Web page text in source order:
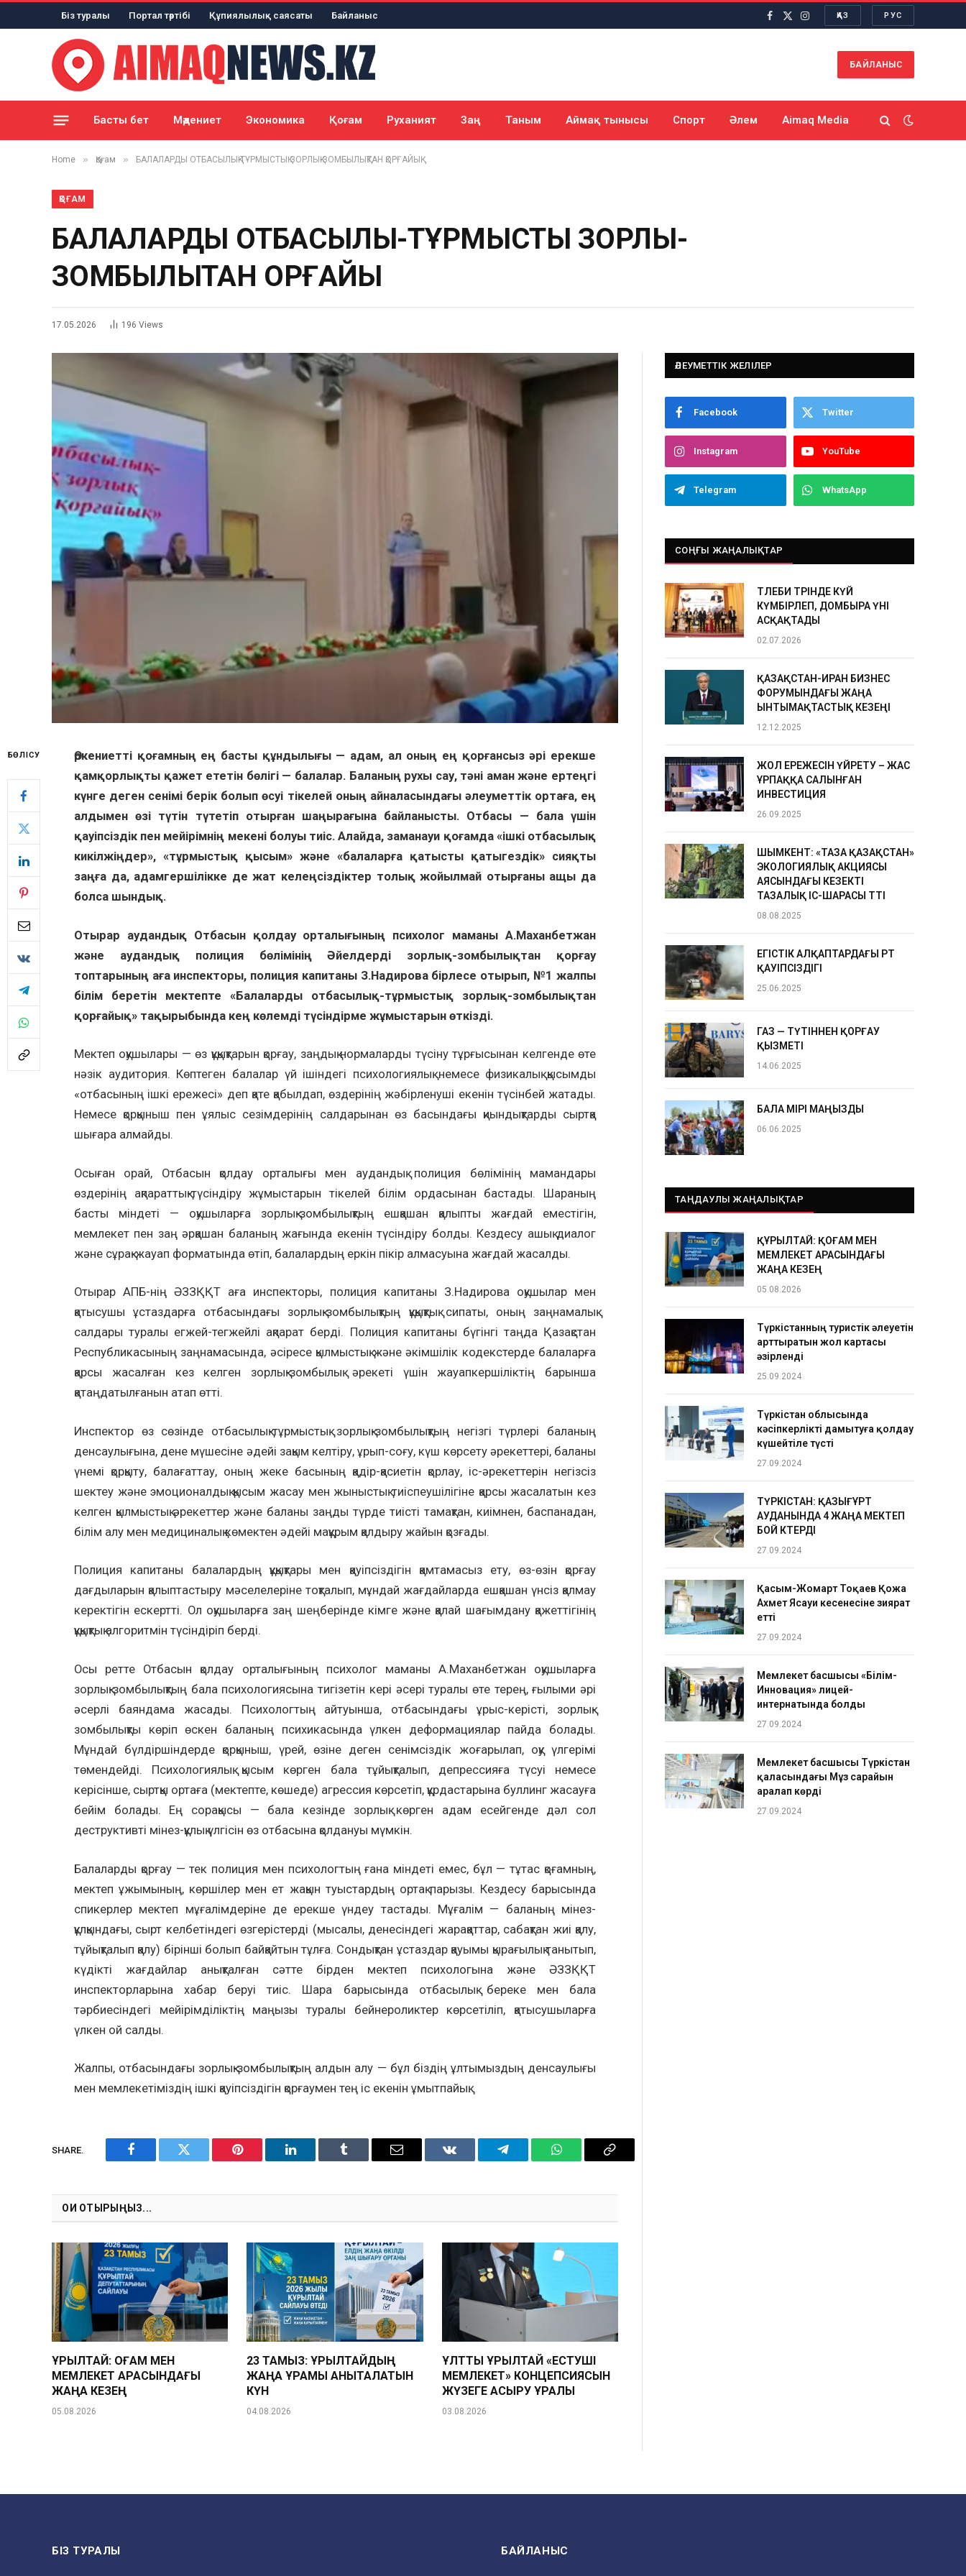
Біз туралы Портал тәртібі Құпиялылық саясаты Байланыс
Facebook
X
Instagram
ҚАЗ РУС
БАЙЛАНЫС
Басты бет Мәдениет Экономика Қоғам Руханият Заң Таным Аймақ тынысы Спорт Әлем Aimaq Media
Home » Қоғам » БАЛАЛАРДЫ ОТБАСЫЛЫҚ-ТҰРМЫСТЫҚ ЗОРЛЫҚ-ЗОМБЫЛЫҚТАН ҚОРҒАЙЫҚ
ҚОҒАМ
БАЛАЛАРДЫ ОТБАСЫЛЫҚ-ТҰРМЫСТЫҚ ЗОРЛЫҚ-
ЗОМБЫЛЫҚТАН ҚОРҒАЙЫҚ
17.05.2026 196 Views
БӨЛІСУ
Өркениетті қоғамның ең басты құндылығы — адам, ал оның ең қорғансыз әрі ерекше
қамқорлықты қажет ететін бөлігі — балалар. Баланың рухы сау, тәні аман және ертеңгі
күнге деген сенімі берік болып өсуі тікелей оның айналасындағы әлеуметтік ортаға, ең
алдымен өзі түтін түтетіп отырған шаңырағына байланысты. Отбасы — бала үшін
қауіпсіздік пен мейірімнің мекені болуы тиіс. Алайда, заманауи қоғамда «ішкі отбасылық
кикілжіңдер», «тұрмыстық қысым» және «балаларға қатысты қатыгездік» сияқты
заңға да, адамгершілікке де жат келеңсіздіктер толық жойылмай отырғаны ащы да
болса шындық.
Отырар аудандық Отбасын қолдау орталығының психолог маманы А.Маханбетжан
және аудандық полиция бөлімінің Әйелдерді зорлық-зомбылықтан қорғау
топтарының аға инспекторы, полиция капитаны З.Надирова бірлесе отырып, №1 жалпы
білім беретін мектепте «Балаларды отбасылық-тұрмыстық зорлық-зомбылықтан
қорғайық» тақырыбында кең көлемді түсіндірме жұмыстарын өткізді.
Мектеп оқушылары — өз құқықтарын қорғау, заңдық нормаларды түсіну тұрғысынан келгенде өте
нәзік аудитория. Көптеген балалар үй ішіндегі психологиялық немесе физикалық қысымды
«отбасының ішкі ережесі» деп қате қабылдап, өздерінің жәбірленуші екенін түсінбей жатады.
Немесе қорқыныш пен ұялыс сезімдерінің салдарынан өз басындағы қиындықтарды сыртқа
шығара алмайды.
Осыған орай, Отбасын қолдау орталығы мен аудандық полиция бөлімінің мамандары
өздерінің ақпараттық-түсіндіру жұмыстарын тікелей білім ордасынан бастады. Шараның
басты міндеті — оқушыларға зорлық-зомбылықтың ешқашан қалыпты жағдай еместігін,
мемлекет пен заң әрқашан баланың жағында екенін түсіндіру болды. Кездесу ашық диалог
және сұрақ-жауап форматында өтіп, балалардың еркін пікір алмасуына жағдай жасалды.
Отырар АПБ-нің ӘЗЗҚҚТ аға инспекторы, полиция капитаны З.Надирова оқушылар мен
қатысушы ұстаздарға отбасындағы зорлық-зомбылықтың құқықтық сипаты, оның заңнамалық
салдары туралы егжей-тегжейлі ақпарат берді. Полиция капитаны бүгінгі таңда Қазақстан
Республикасының заңнамасында, әсіресе қылмыстық және әкімшілік кодекстерде балаларға
қарсы жасалған кез келген зорлық-зомбылық әрекеті үшін жауапкершіліктің барынша
қатаңдатылғанын атап өтті.
Инспектор өз сөзінде отбасылық-тұрмыстық зорлық-зомбылықтың негізгі түрлері баланың
денсаулығына, дене мүшесіне әдейі зақым келтіру, ұрып-соғу, күш көрсету әрекеттері, баланы
үнемі қорқыту, балағаттау, оның жеке басының қадір-қасиетін қорлау, іс-әрекеттерін негізсіз
шектеу және эмоционалдық қысым жасау мен жыныстық тиіспеушілігіне қарсы жасалатын кез
келген қылмыстық әрекеттер және баланы заңды түрде тиісті тамақтан, киімнен, баспанадан,
білім алу мен медициналық көмектен әдейі мақұрым қалдыру жайын қозғады.
Полиция капитаны балалардың құқықтары мен қауіпсіздігін қамтамасыз ету, өз-өзін қорғау
дағдыларын қалыптастыру мәселелеріне тоқталып, мұндай жағдайларда ешқашан үнсіз қалмау
керектігін ескертті. Ол оқушыларға заң шеңберінде кімге және қалай шағымдану қажеттігінің
құқықтық алгоритмін түсіндіріп берді.
Осы ретте Отбасын қолдау орталығының психолог маманы А.Маханбетжан оқушыларға
зорлық-зомбылықтың бала психологиясына тигізетін кері әсері туралы өте терең, ғылыми әрі
әсерлі баяндама жасады. Психологтың айтуынша, отбасындағы ұрыс-керісті, зорлық-
зомбылықты көріп өскен баланың психикасында үлкен деформациялар пайда болады.
Мұндай бүлдіршіндерде қорқыныш, үрей, өзіне деген сенімсіздік жоғарылап, оқу үлгерімі
төмендейді. Психологиялық қысым көрген бала тұйықталып, депрессияға түсуі немесе
керісінше, сыртқы ортаға (мектепте, көшеде) агрессия көрсетіп, құрдастарына буллинг жасауға
бейім болады. Ең сорақысы — бала кезінде зорлық көрген адам есейгенде дәл сол
деструктивті мінез-құлық үлгісін өз отбасына қолдануы мүмкін.
Балаларды қорғау — тек полиция мен психологтың ғана міндеті емес, бұл — тұтас қоғамның,
мектеп ұжымының, көршілер мен ет жақын туыстардың ортақ парызы. Кездесу барысында
спикерлер мектеп мұғалімдеріне де ерекше үндеу тастады. Мұғалім — баланың мінез-
құлқындағы, сырт келбетіндегі өзгерістерді (мысалы, денесіндегі жарақаттар, сабақтан жиі қалу,
тұйықталып қалу) бірінші болып байқайтын тұлға. Сондықтан ұстаздар қауымы қырағылық танытып,
күдікті жағдайлар анықталған сәтте бірден мектеп психологына және ӘЗЗҚҚТ
инспекторларына хабар беруі тиіс. Шара барысында отбасылық береке мен бала
тәрбиесіндегі мейірімділіктің маңызы туралы бейнероликтер көрсетіліп, қатысушыларға
үлкен ой салды.
Жалпы, отбасындағы зорлық-зомбылықтың алдын алу — бұл біздің ұлтымыздың денсаулығы
мен мемлекетіміздің ішкі қауіпсіздігін қорғаумен тең іс екенін ұмытпайық.
SHARE.
Facebook Twitter Pinterest LinkedIn Tumblr Email VKontakteTelegram WhatsAppCopy
ОҚИ ОТЫРЫҢЫЗ...
ҚҰРЫЛТАЙ: ҚОҒАМ МЕН
МЕМЛЕКЕТ АРАСЫНДАҒЫ
ЖАҢА КЕЗЕҢ
05.08.2026
23 ТАМЫЗ: ҚҰРЫЛТАЙДЫҢ
ЖАҢА ҚҰРАМЫ АНЫҚТАЛАТЫН
КҮН
04.08.2026
ҰЛТТЫҚ ҚҰРЫЛТАЙ «ЕСТУШІ
МЕМЛЕКЕТ» КОНЦЕПСИЯСЫН
ЖҮЗЕГЕ АСЫРУ ҚҰРАЛЫ
03.08.2026
ӘЛЕУМЕТТІК ЖЕЛІЛЕР
Facebook Twitter
Instagram YouTube
Telegram WhatsApp
СОҢҒЫ ЖАҢАЛЫҚТАР
ТӨЛЕБИ ТӨРІНДЕ КҮЙ
КҮМБІРЛЕП, ДОМБЫРА ҮНІ
АСҚАҚТАДЫ
02.07.2026
ҚАЗАҚСТАН-ИРАН БИЗНЕС
ФОРУМЫНДАҒЫ ЖАҢА
ЫНТЫМАҚТАСТЫҚ КЕЗЕҢІ
12.12.2025
ЖОЛ ЕРЕЖЕСІН ҮЙРЕТУ – ЖАС
ҰРПАҚҚА САЛЫНҒАН
ИНВЕСТИЦИЯ
26.09.2025
ШЫМКЕНТ: «ТАЗА ҚАЗАҚСТАН»
ЭКОЛОГИЯЛЫҚ АКЦИЯСЫ
АЯСЫНДАҒЫ КЕЗЕКТІ
ТАЗАЛЫҚ ІС-ШАРАСЫ ӨТТІ
08.08.2025
ЕГІСТІК АЛҚАПТАРДАҒЫ ӨРТ
ҚАУІПСІЗДІГІ
25.06.2025
ГАЗ — ТҮТІННЕН ҚОРҒАУ
ҚЫЗМЕТІ
14.06.2025
БАЛА ӨМІРІ МАҢЫЗДЫ
06.06.2025
ТАҢДАУЛЫ ЖАҢАЛЫҚТАР
ҚҰРЫЛТАЙ: ҚОҒАМ МЕН
МЕМЛЕКЕТ АРАСЫНДАҒЫ
ЖАҢА КЕЗЕҢ
05.08.2026
Түркістанның туристік әлеуетін
арттыратын жол картасы
әзірленді
25.09.2024
Түркістан облысында
кәсіпкерлікті дамытуға қолдау
күшейтіле түсті
27.09.2024
ТҮРКІСТАН: ҚАЗЫҒҰРТ
АУДАНЫНДА 4 ЖАҢА МЕКТЕП
БОЙ КӨТЕРДІ
27.09.2024
Қасым-Жомарт Тоқаев Қожа
Ахмет Ясауи кесенесіне зиярат
етті
27.09.2024
Мемлекет басшысы «Білім-
Инновация» лицей-
интернатында болды
27.09.2024
Мемлекет басшысы Түркістан
қаласындағы Мұз сарайын
аралап көрді
27.09.2024
БІЗ ТУРАЛЫ БАЙЛАНЫС